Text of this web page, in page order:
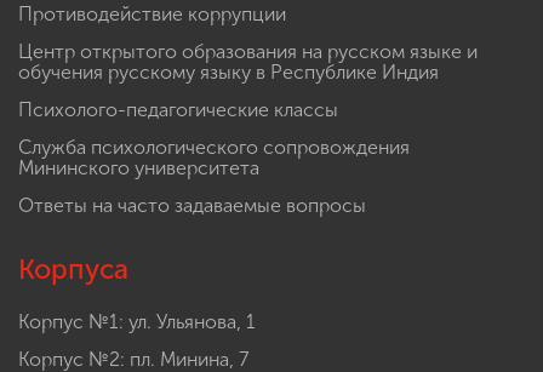
Противодействие коррупции
Центр открытого образования на русском языке и
обучения русскому языку в Республике Индия
Психолого-педагогические классы
Служба психологического сопровождения
Мининского университета
Ответы на часто задаваемые вопросы
Корпуса
Корпус №1: ул. Ульянова, 1
Корпус №2: пл. Минина, 7